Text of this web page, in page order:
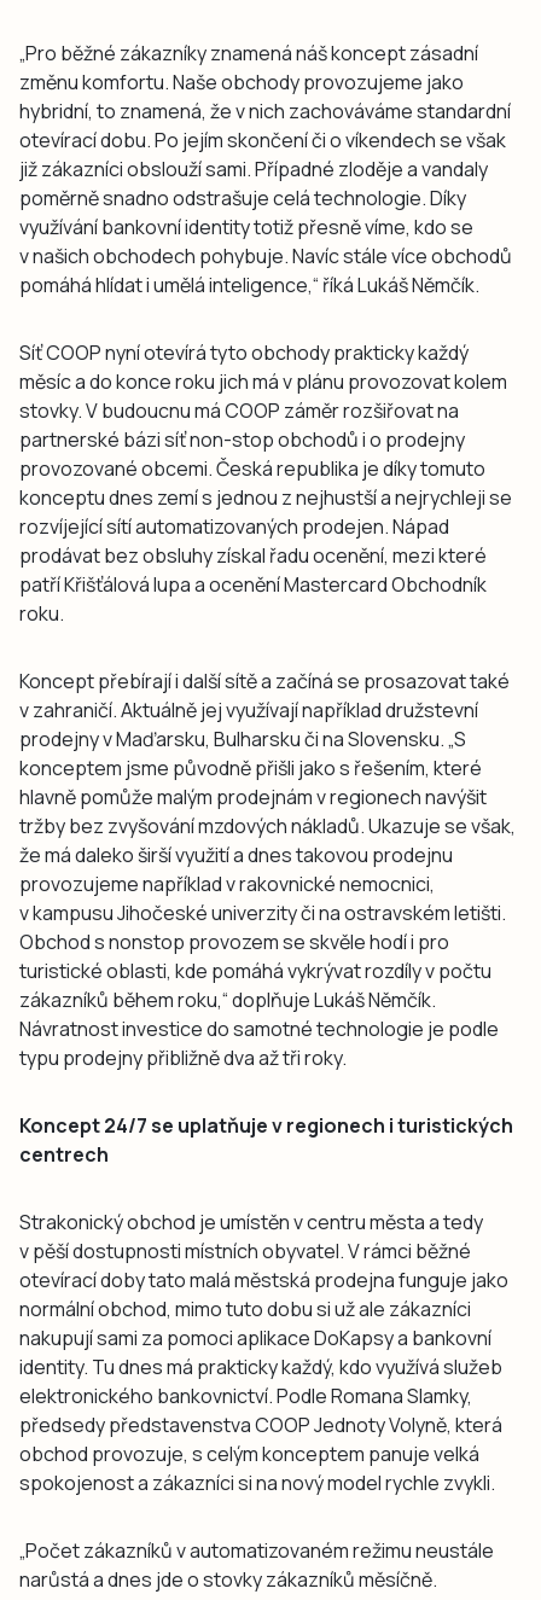
„Pro běžné zákazníky znamená náš koncept zásadní
změnu komfortu. Naše obchody provozujeme jako
hybridní, to znamená, že v nich zachováváme standardní
otevírací dobu. Po jejím skončení či o víkendech se však
již zákazníci obslouží sami. Případné zloděje a vandaly
poměrně snadno odstrašuje celá technologie. Díky
využívání bankovní identity totiž přesně víme, kdo se
v našich obchodech pohybuje. Navíc stále více obchodů
pomáhá hlídat i umělá inteligence,“ říká Lukáš Němčík.
Síť COOP nyní otevírá tyto obchody prakticky každý
měsíc a do konce roku jich má v plánu provozovat kolem
stovky. V budoucnu má COOP záměr rozšiřovat na
partnerské bázi síť non-stop obchodů i o prodejny
provozované obcemi. Česká republika je díky tomuto
konceptu dnes zemí s jednou z nejhustší a nejrychleji se
rozvíjející sítí automatizovaných prodejen. Nápad
prodávat bez obsluhy získal řadu ocenění, mezi které
patří Křišťálová lupa a ocenění Mastercard Obchodník
roku.
Koncept přebírají i další sítě a začíná se prosazovat také
v zahraničí. Aktuálně jej využívají například družstevní
prodejny v Maďarsku, Bulharsku či na Slovensku. „S
konceptem jsme původně přišli jako s řešením, které
hlavně pomůže malým prodejnám v regionech navýšit
tržby bez zvyšování mzdových nákladů. Ukazuje se však,
že má daleko širší využití a dnes takovou prodejnu
provozujeme například v rakovnické nemocnici,
v kampusu Jihočeské univerzity či na ostravském letišti.
Obchod s nonstop provozem se skvěle hodí i pro
turistické oblasti, kde pomáhá vykrývat rozdíly v počtu
zákazníků během roku,“ doplňuje Lukáš Němčík.
Návratnost investice do samotné technologie je podle
typu prodejny přibližně dva až tři roky.
Koncept 24/7 se uplatňuje v regionech i turistických
centrech
Strakonický obchod je umístěn v centru města a tedy
v pěší dostupnosti místních obyvatel. V rámci běžné
otevírací doby tato malá městská prodejna funguje jako
normální obchod, mimo tuto dobu si už ale zákazníci
nakupují sami za pomoci aplikace DoKapsy a bankovní
identity. Tu dnes má prakticky každý, kdo využívá služeb
elektronického bankovnictví. Podle Romana Slamky,
předsedy představenstva COOP Jednoty Volyně, která
obchod provozuje, s celým konceptem panuje velká
spokojenost a zákazníci si na nový model rychle zvykli.
„Počet zákazníků v automatizovaném režimu neustále
narůstá a dnes jde o stovky zákazníků měsíčně.